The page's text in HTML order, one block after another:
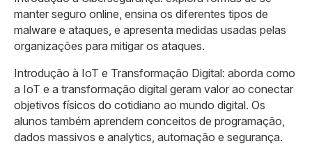
manter seguro online, ensina os diferentes tipos de
malware e ataques, e apresenta medidas usadas pelas
organizações para mitigar os ataques.
Introdução à IoT e Transformação Digital: aborda como
a IoT e a transformação digital geram valor ao conectar
objetivos físicos do cotidiano ao mundo digital. Os
alunos também aprendem conceitos de programação,
dados massivos e analytics, automação e segurança.